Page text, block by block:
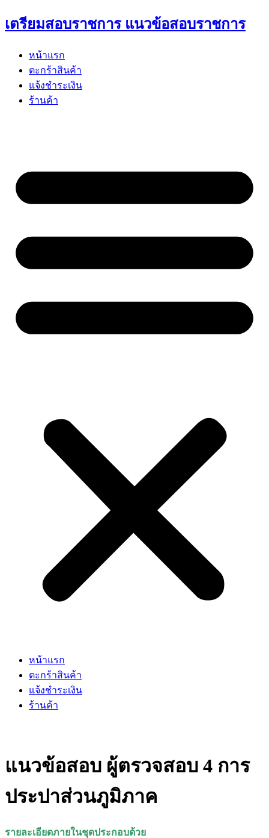
Skip
to
เตรียมสอบราชการ แนวข้อสอบราชการ
หน้าแรก
ตะกร้าสินค้า
แจ้งชำระเงิน
ร้านค้า
หน้าแรก
ตะกร้าสินค้า
แจ้งชำระเงิน
ร้านค้า
แนวข้อสอบ ผู้ตรวจสอบ 4 การ
ประปาส่วนภูมิภาค
รายละเอียดภายในชุดประกอบด้วย